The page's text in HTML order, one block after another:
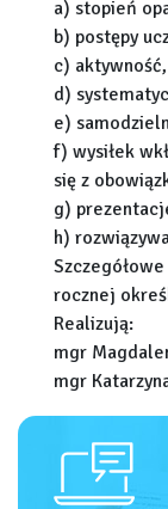
a) stopień
b) postępy
c) aktywność,
d)
e)
f) wysiłek
się z
g)
h)
rocznej
Realizują:
mgr
mgr